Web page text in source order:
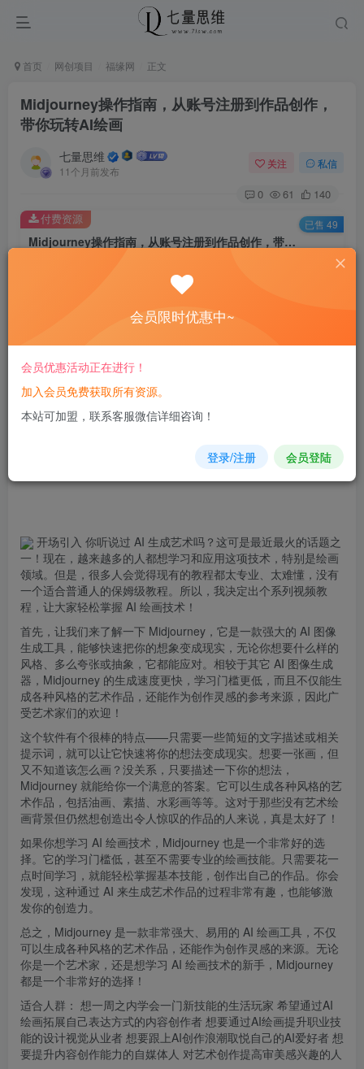
首页 网创项目 福缘网 正文
Midjourney操作指南，从账号注册到作品创作，
带你玩转AI绘画
七量思维
11个月前发布
关注 私信
0 61 140
Midjourney操作指南，从账号注册到作品创作，带你玩转AI绘画
8.8
免费
您当前未登录！建议登陆后购买，可保存购买订单
付费资源 已售 49
开场引入 你听说过 AI 生成艺术吗？这可是最近最火的话题之
一！现在，越来越多的人都想学习和应用这项技术，特别是绘画
领域。但是，很多人会觉得现有的教程都太专业、太难懂，没有
一个适合普通人的保姆级教程。所以，我决定出个系列视频教
程，让大家轻松掌握 AI 绘画技术！
首先，让我们来了解一下 Midjourney，它是一款强大的 AI 图像
生成工具，能够快速把你的想象变成现实，无论你想要什么样的
风格、多么夸张或抽象，它都能应对。相较于其它 AI 图像生成
器，Midjourney 的生成速度更快，学习门槛更低，而且不仅能生
成各种风格的艺术作品，还能作为创作灵感的参考来源，因此广
受艺术家们的欢迎！
这个软件有个很棒的特点——只需要一些简短的文字描述或相关
提示词，就可以让它快速将你的想法变成现实。想要一张画，但
又不知道该怎么画？没关系，只要描述一下你的想法，
Midjourney 就能给你一个满意的答案。它可以生成各种风格的艺
术作品，包括油画、素描、水彩画等等。这对于那些没有艺术绘
画背景但仍然想创造出令人惊叹的作品的人来说，真是太好了！
如果你想学习 AI 绘画技术，Midjourney 也是一个非常好的选
择。它的学习门槛低，甚至不需要专业的绘画技能。只需要花一
点时间学习，就能轻松掌握基本技能，创作出自己的作品。你会
发现，这种通过 AI 来生成艺术作品的过程非常有趣，也能够激
发你的创造力。
总之，Midjourney 是一款非常强大、易用的 AI 绘画工具，不仅
可以生成各种风格的艺术作品，还能作为创作灵感的来源。无论
你是一个艺术家，还是想学习 AI 绘画技术的新手，Midjourney
都是一个非常好的选择！
适合人群： 想一周之内学会一门新技能的生活玩家 希望通过AI
绘画拓展自己表达方式的内容创作者 想要通过AI绘画提升职业技
能的设计视觉从业者 想要跟上AI创作浪潮取悦自己的AI爱好者 想
要提升内容创作能力的自媒体人 对艺术创作提高审美感兴趣的人
会员限时优惠中~
会员优惠活动正在进行！
加入会员免费获取所有资源。
本站可加盟，联系客服微信详细咨询！
登录/注册 会员登陆